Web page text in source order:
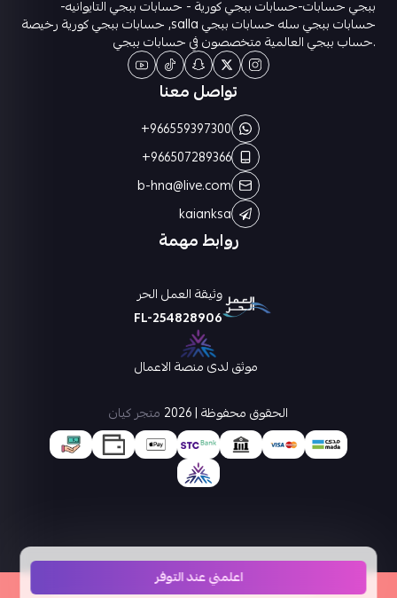
اعلمني عند التوفر
ببجي حسابات-حسابات ببجي كورية - حسابات ببجي التايوانيه-
حسابات ببجي سله حسابات ببجي salla, حسابات ببجي كورية رخيصة
.حساب ببجي العالمية متخصصون في حسابات ببجي
روابط مهمة
تواصل معنا
+966559397300
+966507289366
b-hna@live.com
kaianksa
وثيقة العمل الحر
FL-254828906
موثق لدى منصة الاعمال
الحقوق محفوظة | 2026
متجر كيان